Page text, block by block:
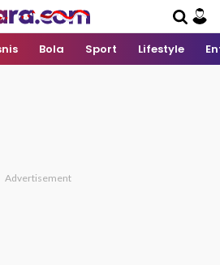
Bola Sport Lifestyle